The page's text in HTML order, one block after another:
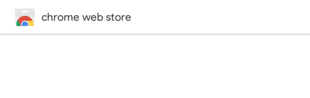
chrome web store